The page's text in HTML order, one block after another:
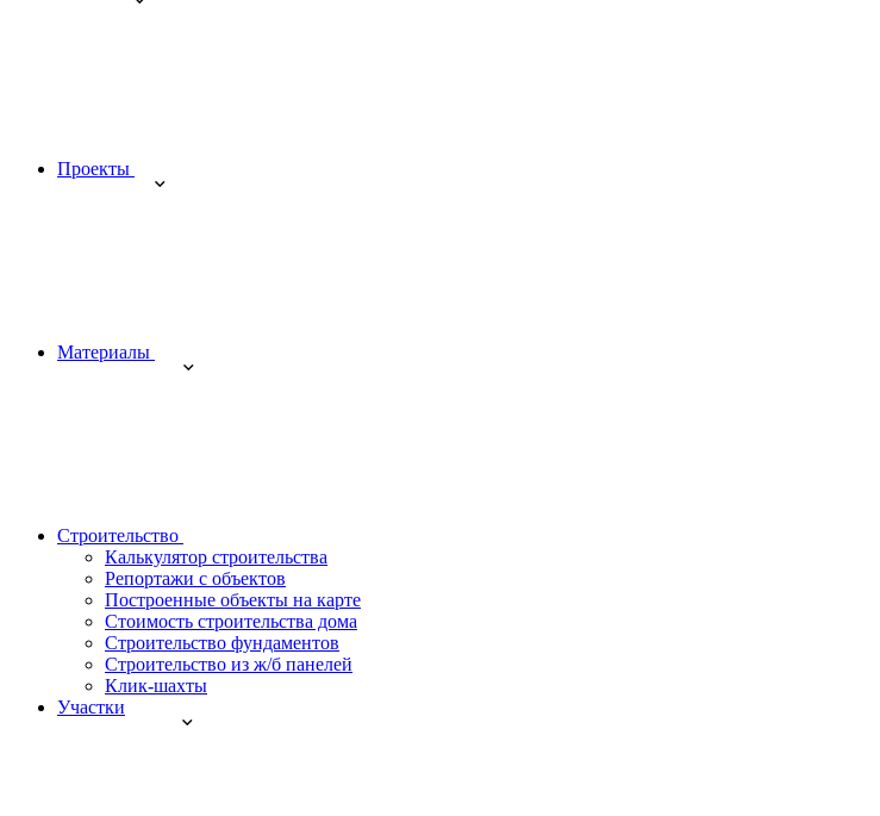
Проекты
Материалы
Строительство
Калькулятор строительства
Репортажи с объектов
Построенные объекты на карте
Стоимость строительства дома
Строительство фундаментов
Строительство из ж/б панелей
Клик-шахты
Участки